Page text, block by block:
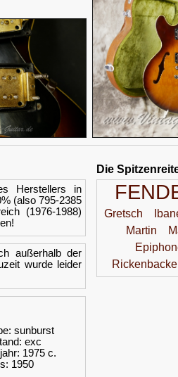
Herstellers in
(also 795-2385
(1976-1988)
außerhalb der
wurde leider
sunburst
exc
1975 c.
1950
Die
Gretsch
Martin